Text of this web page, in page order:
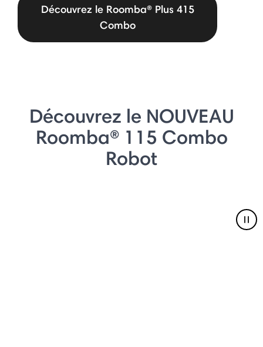
Découvrez le Roomba® Plus 415
Combo
Découvrez le NOUVEAU
Roomba® 115 Combo
Robot